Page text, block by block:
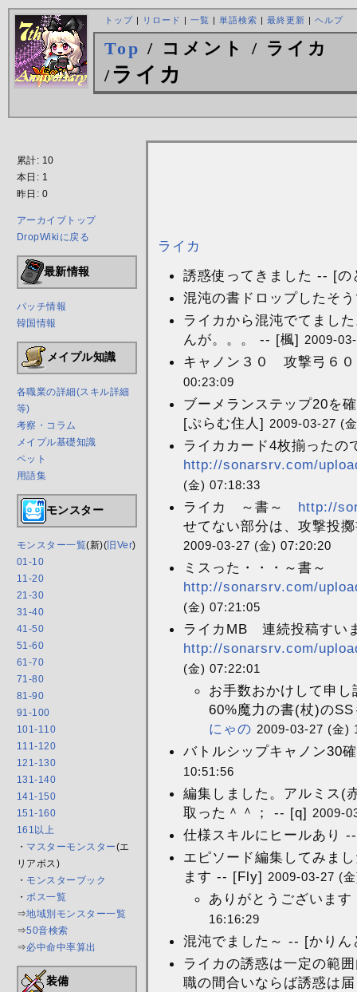
トップ| リロード | 一覧 | 単語検索 | 最終更新 | ヘルプ
Top / コメント / ライカ
/ライカ
累計: 10
本日: 1
昨日: 0
アーカイブトップ
DropWikiに戻る
最新情報
パッチ情報
韓国情報
メイプル知識
各職業の詳細(スキル詳細
等)
考察・コラム
メイプル基礎知識
ペット
用語集
モンスター
モンスター一覧(新)( 旧Ver)
01-10
11-20
21-30
31-40
41-50
51-60
61-70
71-80
81-90
91-100
101-110
111-120
121-130
131-140
141-150
151-160
161以上
・ マスターモンスター(エ
リアボス)
・ モンスターブック
・ ボス一覧
⇒地域別モンスター一覧
⇒50音検索
⇒必中命中率算出
装備
ライカ
誘惑使ってきました -- [
混沌の書ドロップしたそ
ライカから混沌でてまし
んが。。。 -- [楓] 2009-
キャノン３０ 攻撃弓６
00:23:09
ブーメランステップ20を
[ぷらむ住人] 2009-03-27 (
ライカカード4枚揃ったの
http://sonarsrv.com/
(金) 07:18:33
ライカ ～書～ http://
せてない部分は、攻撃投
2009-03-27 (金) 07:20:20
ミスった・・・～書～
http://sonarsrv.com/
(金) 07:21:05
ライカMB 連続投稿すい
http://sonarsrv.com/
(金) 07:22:01
お手数おかけして申
60%魔力の書(杖)の
にゃの 2009-03-27 (金)
バトルシップキャノン30
10:51:56
編集しました。アルミス(
取った＾＾； -- [q] 2009-
仕様スキルにヒールあり
エピソード編集してみま
ます -- [Fly] 2009-03-27 (
ありがとうございま
16:16:29
混沌でました～ -- [かり
ライカの誘惑は一定の範
職の間合いならば誘惑は